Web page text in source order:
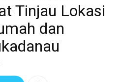
Tinjau Lokasi
dan